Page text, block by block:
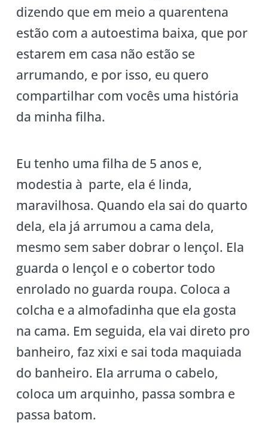
dizendo que em meio a quarentena
estão com a autoestima baixa, que por
estarem em casa não estão se
arrumando, e por isso, eu quero
compartilhar com vocês uma história
da minha filha.
Eu tenho uma filha de 5 anos e,
modestia à parte, ela é linda,
maravilhosa. Quando ela sai do quarto
dela, ela já arrumou a cama dela,
mesmo sem saber dobrar o lençol. Ela
guarda o lençol e o cobertor todo
enrolado no guarda roupa. Coloca a
colcha e a almofadinha que ela gosta
na cama. Em seguida, ela vai direto pro
banheiro, faz xixi e sai toda maquiada
do banheiro. Ela arruma o cabelo,
coloca um arquinho, passa sombra e
passa batom.